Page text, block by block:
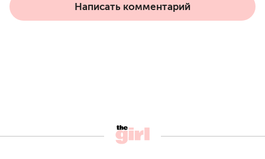
Написать комментарий